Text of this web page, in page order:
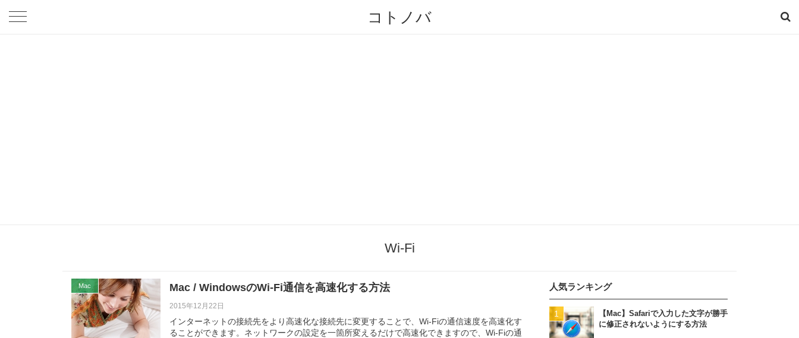
コトノバ
Wi-Fi
Mac Mac / WindowsのWi-Fi通信を高速化する方法
2015年12月22日
インターネットの接続先をより高速化な接続先に変更することで、Wi-Fiの通信速度を高速化す
ることができます。ネットワークの設定を一箇所変えるだけで高速化できますので、Wi-Fiの通
人気ランキング
【Mac】Safariで入力した文字が勝手
に修正されないようにする方法